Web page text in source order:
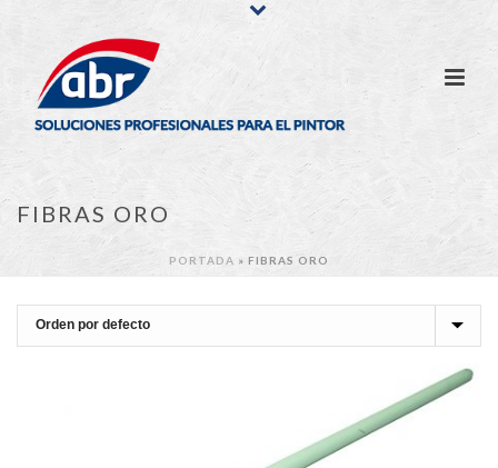
FIBRAS ORO
PORTADA » FIBRAS ORO